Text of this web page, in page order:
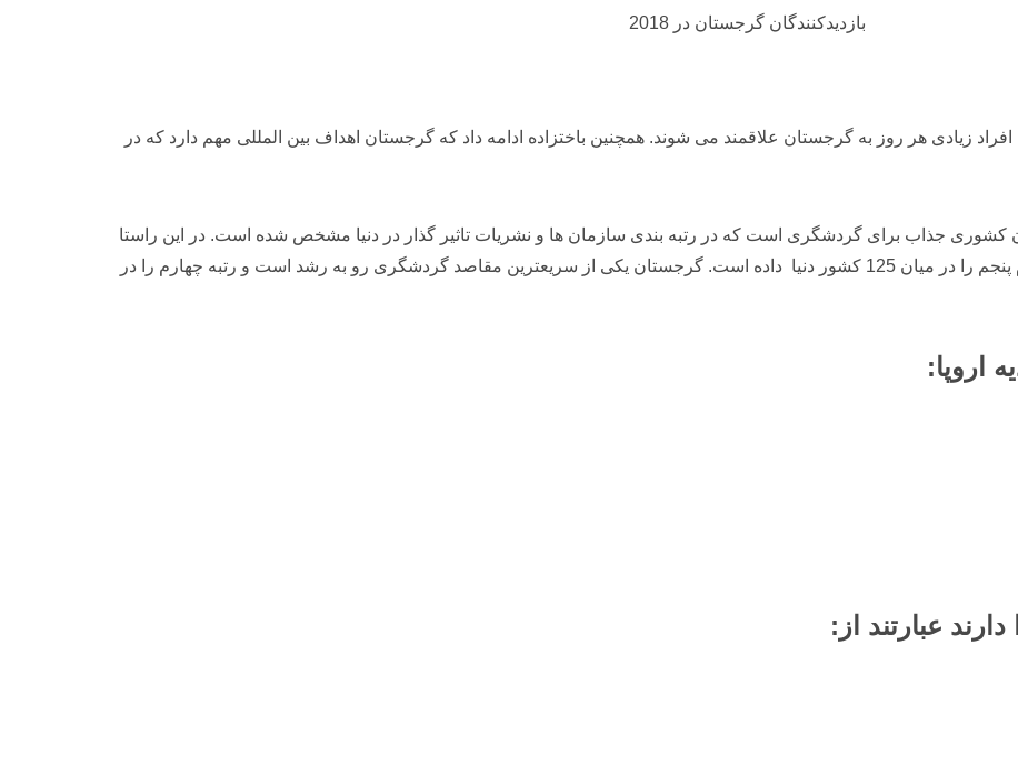
بازدیدکنندگان گرجستان در 2018
زیادی هر روز به گرجستان علاقمند می شوند. همچنین باختزاده ادامه داد که گرجستان اهداف بین المللی مهم دارد که در
باختادزه : “در سال 2018، گرجستان کشوری جذاب برای گردشگری است که در رتبه بندی سازمان ها و نشریات تاثیر گذار در دنیا مشخص شده است. در این راستا
گرجستان یکی از سریعترین
مقاصد گردشگری رو به رشد است و رتبه چهارم را در
اروپا:
عبارتند از: